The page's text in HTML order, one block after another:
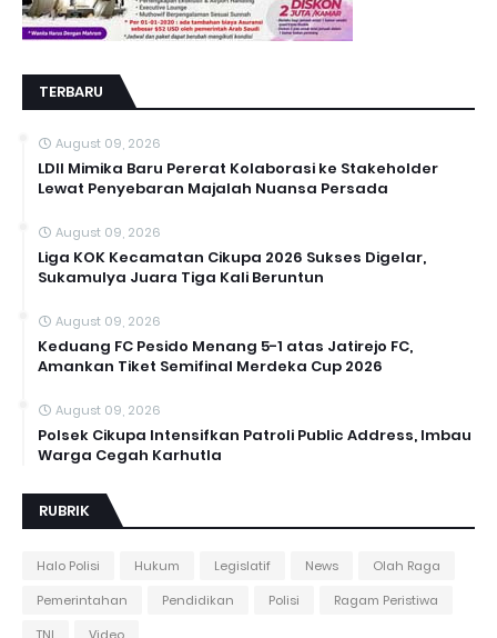
TERBARU
August 09, 2026
LDII Mimika Baru Pererat Kolaborasi ke Stakeholder
Lewat Penyebaran Majalah Nuansa Persada
August 09, 2026
Liga KOK Kecamatan Cikupa 2026 Sukses Digelar,
Sukamulya Juara Tiga Kali Beruntun
August 09, 2026
Keduang FC Pesido Menang 5-1 atas Jatirejo FC,
Amankan Tiket Semifinal Merdeka Cup 2026
August 09, 2026
Polsek Cikupa Intensifkan Patroli Public Address, Imbau
Warga Cegah Karhutla
RUBRIK
Halo Polisi Hukum Legislatif News
Olah Raga
Pemerintahan
Pendidikan Polisi
Ragam Peristiwa